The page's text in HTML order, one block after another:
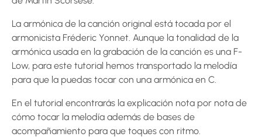
La armónica de la canción original está tocada por el
armonicista Fréderic Yonnet. Aunque la tonalidad de la
armónica usada en la grabación de la canción es una F-
Low, para este tutorial hemos transportado la melodía
para que la puedas tocar con una armónica en C.
En el tutorial encontrarás la explicación nota por nota de
cómo tocar la melodía además de bases de
acompañamiento para que toques con ritmo.